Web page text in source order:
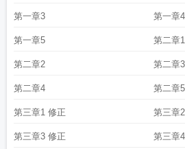
第一章3 第一章4
第一章5 第二章1
第二章2 第二章3
第二章4 第二章5
第三章1 修正 第三章
第三章3 修正 第三章